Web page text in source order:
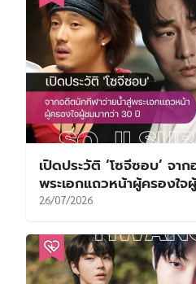
เปิดประวัติ ‘โซจีซอบ’ จา
พระเอกแถวหน้าผู้ครองใ
26/07/2026